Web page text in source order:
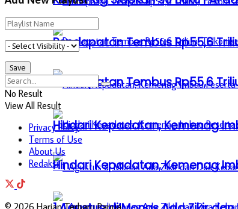
Pendapatan Tembus Rp55,6
Hindari Kepadatan, Kemenag
Pendapatan Tembus Rp55,6
Hindari Kepadatan, Kemenag
No Result
View All Result
Privacy Policy
Terms of Use
About Us
Redaksi
© 2026 Harian Terbaru Papua